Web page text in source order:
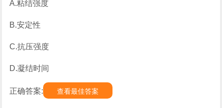
A.粘结强度
B.安定性
C.抗压强度
D.凝结时间
正确答案: 查看最佳答案